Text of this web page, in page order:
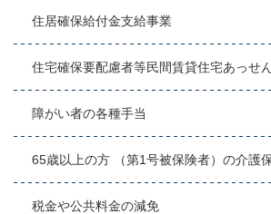
住居確保給付金支給事業
住宅確保要配慮者等民間賃貸住宅あっせ
障がい者の各種手当
65歳以上の方 （第1号被保険者）の介護
税金や公共料金の減免